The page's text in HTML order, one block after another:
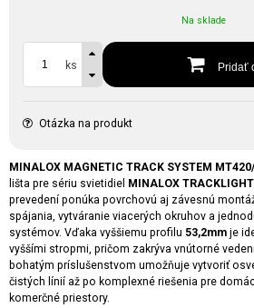
Na sklade
ks Pridať
Otázka na produkt
MINALOX MAGNETIC TRACK SYSTEM
lišta pre sériu svietidiel MINALOX TRACKLIGHT
prevedení ponúka povrchovú aj závesnú
spájania, vytváranie viacerých okruhov a
systémov. Vďaka vyššiemu profilu 53,2mm je
vyššími stropmi, pričom zakrýva vnútorné
bohatým príslušenstvom umožňuje vytvoriť
čistých línií až po komplexné riešenia pre
komerčné priestory.